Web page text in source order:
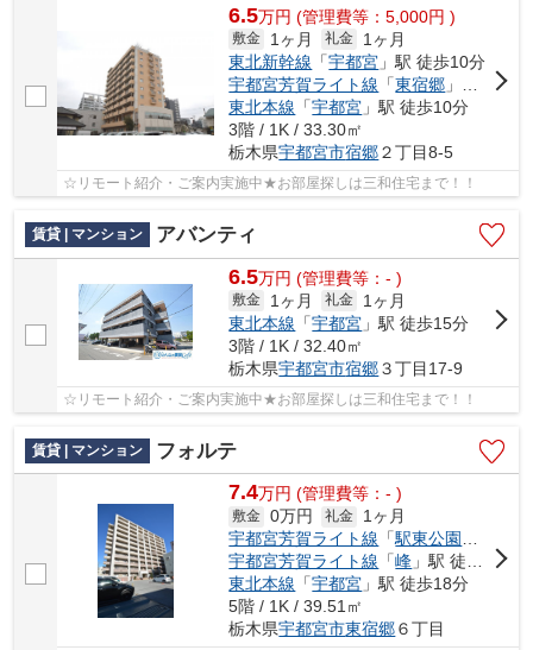
6.5万円 (管理費等：5,000円 )
敷金 1ヶ月 礼金
1ヶ月
東北新幹線 「宇都宮 」駅 徒歩10分
宇都宮芳賀ライト線 「東宿郷 」駅 徒歩8分
東北本線 「宇都宮 」駅 徒歩10分
3階 / 1K / 33.30㎡
栃木県宇都宮市宿郷２丁目8-5
☆リモート紹介・ご案内実施中★お部屋探しは三和住宅まで！！
賃貸 | マンション アバンティ
6.5万円 (管理費等：- )
敷金 1ヶ月 礼金
1ヶ月
東北本線 「宇都宮 」駅 徒歩15分
3階 / 1K / 32.40㎡
栃木県宇都宮市宿郷３丁目17-9
☆リモート紹介・ご案内実施中★お部屋探しは三和住宅まで！！
賃貸 | マンション フォルテ
7.4万円 (管理費等：- )
敷金 0万円 礼金
1ヶ月
宇都宮芳賀ライト線 「駅東公園前
宇都宮芳賀ライト線 「峰 」駅 徒歩6分
東北本線 「宇都宮 」駅 徒歩18分
5階 / 1K / 39.51㎡
栃木県宇都宮市東宿郷６丁目